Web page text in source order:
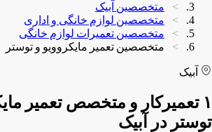
متخصصین آبیک
متخصصین لوازم خانگی و اداری
متخصصین تعمیرات لوازم خانگی
متخصصین تعمیر مایکروویو و توستر
آبیک
۱ تعمیرکار و متخصص تعمیر
توستر در آبیک